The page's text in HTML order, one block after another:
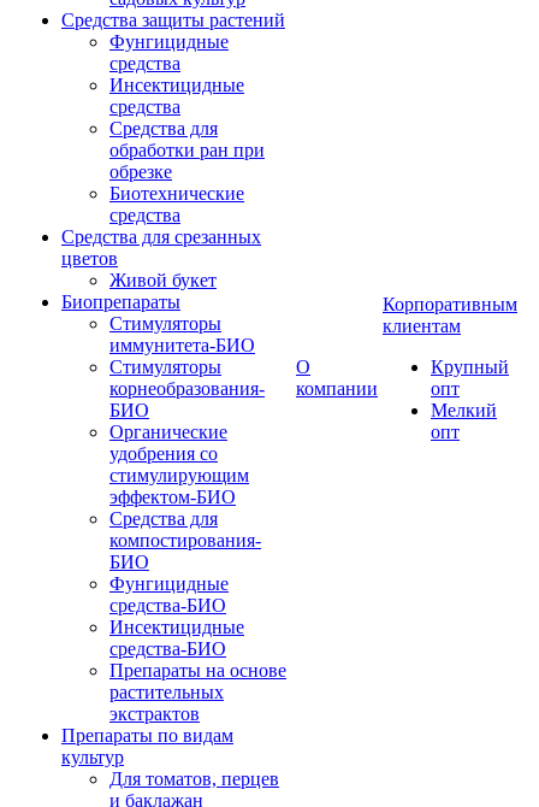
Средства защиты растений
Фунгицидные
средства
Инсектицидные
средства
Средства для
обработки ран при
обрезке
Биотехнические
средства
Средства для срезанных
цветов
Живой букет
Биопрепараты
Стимуляторы
иммунитета-БИО
Стимуляторы
корнеобразования-
БИО
Органические
удобрения со
стимулирующим
эффектом-БИО
Средства для
компостирования-
БИО
Фунгицидные
средства-БИО
Инсектицидные
средства-БИО
Препараты на основе
растительных
экстрактов
Препараты по видам
культур
Для томатов, перцев
и баклажан
О
компании
Корпоративным
клиентам
Крупный
опт
Мелкий
опт